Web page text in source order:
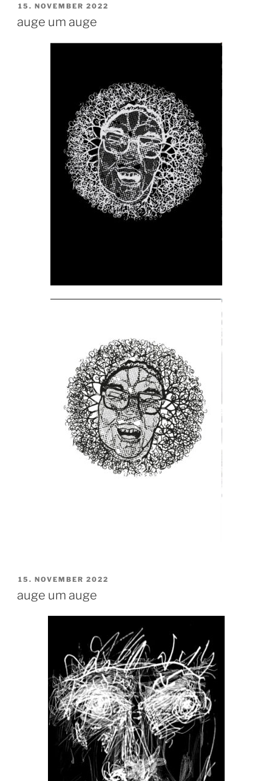
VERÖFFENTLICHT
15. NOVEMBER 2022
auge um auge
VERÖFFENTLICHT
15. NOVEMBER 2022
auge um auge